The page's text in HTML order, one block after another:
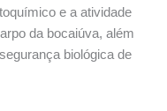
e a atividade
da bocaiúva, além
biológica de